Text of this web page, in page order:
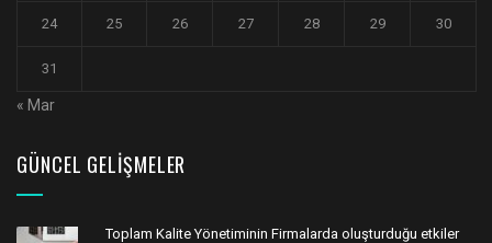
24 25 26 27 28 29 30
31
« Mar
GÜNCEL GELIŞMELER
Toplam Kalite Yönetiminin Firmalarda oluşturduğu etkiler